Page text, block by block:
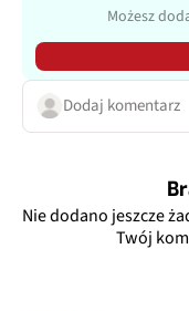
Możesz
Dodaj komentarz
Nie dodano jeszcze
Twój